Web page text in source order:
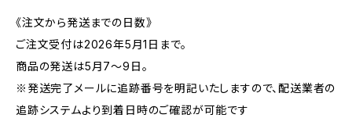
《注文から発送までの日数》
ご注文受付は2026年5月1日まで。
商品の発送は5月7～9日。
※発送完了メールに追跡番号を明記いたしますので、配送業者の
追跡システムより到着日時のご確認が可能です